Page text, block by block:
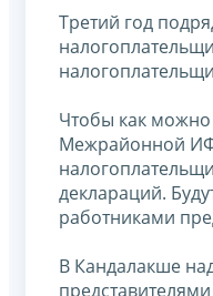
Третий год
Чтобы как можно
Межрайонной
деклараций.
работниками
В Кандалакше